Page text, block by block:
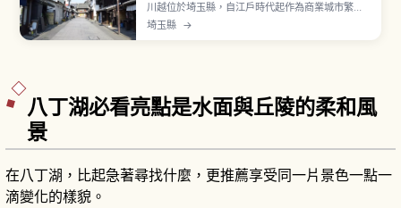
川越位於埼玉縣，自江戶時代起作為商業城市繁
榮，被稱為「小江戶」。平成11年（1999年）被選
埼玉縣 →
八丁湖必看亮點是水面與丘陵的柔和風
景
在八丁湖，比起急著尋找什麼，更推薦享受同一片景色一點一
滴變化的樣貌。